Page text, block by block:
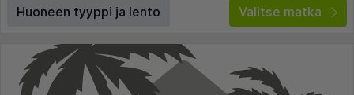
Huoneen tyyppi ja lento Valitse matka